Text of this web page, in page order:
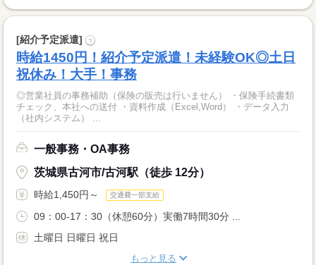
[紹介予定派遣] ?
時給1450円！紹介予定派遣！未経験OK◎土日
祝休み！大手！事務
◎営業社員の事務補助（保険の販売は行いません） ・保険手続書類
チェック、本社への送付 ・資料作成（Excel,Word） ・データ入力
（社内システム） ...
一般事務・OA事務
茨城県古河市/古河駅（徒歩 12分）
時給1,450円～ 交通費一部支給
09：00-17：30（休憩60分）実働7時間30分 ...
土曜日 日曜日 祝日
もっと見る